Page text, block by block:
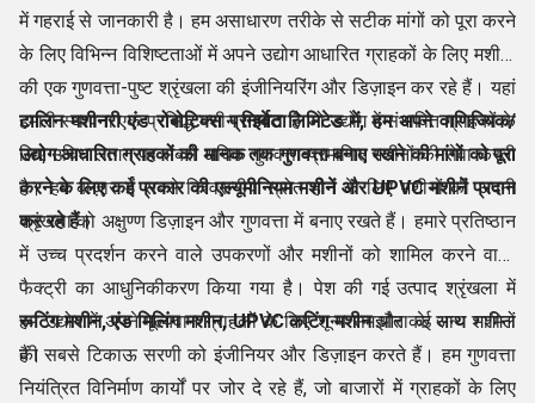
में गहराई से जानकारी है। हम असाधारण तरीके से सटीक मांगों को पूरा करने
के लिए विभिन्न विशिष्टताओं में अपने उद्योग आधारित ग्राहकों के लिए मशीनों
की एक गुणवत्ता-पुष्ट श्रृंखला की इंजीनियरिंग और डिज़ाइन कर रहे हैं। यहां
टालिन मशीनरी एंड रोबोटिक्स प्राइवेट लिमिटेड में, हम अपने वाणिज्यिक/
उद्योग आधारित ग्राहकों की मानक तक गुणवत्ता बनाए रखने की मांगों को पूरा
करने के लिए कई प्रकार कीएल्यूमीनियम मशीनें और UPVC मशीनेंप्रदान
कर रहे हैं।
हमारी स्थापना एक प्रसिद्ध मशीननिर्माताहै जो उद्योग में संभावित ग्राहकों के
लिए उचित लागत पर सबसे अधिक गुणवत्ता-प्रमाणित मशीनों की सेवा करती
है। हम बाज़ार में सबसे विश्वसनीय स्रोत होने के लिए मशीनों की अपनी
श्रृंखला को अक्षुण्ण डिज़ाइन और गुणवत्ता में बनाए रखते हैं। हमारे प्रतिष्ठान
में उच्च प्रदर्शन करने वाले उपकरणों और मशीनों को शामिल करने वाली
फैक्ट्री का आधुनिकीकरण किया गया है। पेश की गई उत्पाद श्रृंखला में
रूटिंग मशीन, एंड मिलिंग मशीन, UPVC कटिंग मशीनऔर कई अन्य शामिल
हैं।
हम उद्योग में अपने मूल्यवान ग्राहकों के लिए शून्य समझौता के साथ मशीनों
की सबसे टिकाऊ सरणी को इंजीनियर और डिज़ाइन करते हैं। हम गुणवत्ता
नियंत्रित विनिर्माण कार्यों पर जोर दे रहे हैं, जो बाजारों में ग्राहकों के लिए